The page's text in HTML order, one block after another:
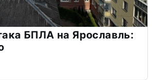
БПЛА на Ярославль: